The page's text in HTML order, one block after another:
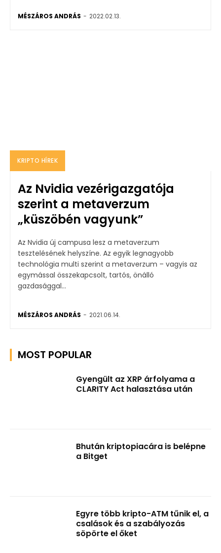
MÉSZÁROS ANDRÁS - 2022.02.13.
KRIPTO HÍREK
Az Nvidia vezérigazgatója
szerint a metaverzum
„küszöbén vagyunk”
Az Nvidia új campusa lesz a metaverzum
tesztelésének helyszíne. Az egyik legnagyobb
technológia multi szerint a metaverzum – vagyis az
egymással összekapcsolt, tartós, önálló
gazdasággal...
MÉSZÁROS ANDRÁS - 2021.06.14.
MOST POPULAR
Gyengült az XRP árfolyama a
CLARITY Act halasztása után
Bhután kriptopiacára is belépne
a Bitget
Egyre több kripto-ATM tűnik el, a
csalások és a szabályozás
söpörte el őket